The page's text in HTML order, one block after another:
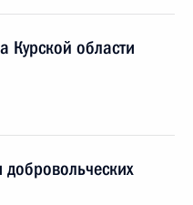
Курской области
добровольческих